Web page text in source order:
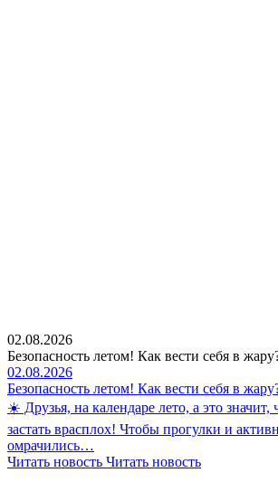
02.08.2026
Безопасность летом! Как вести себя в
02.08.2026
Безопасность летом! Как вести себя в
☀️ Друзья, на календаре лето, а это
застать врасплох! Чтобы прогулки и
омрачились…
Читать новость Читать новость